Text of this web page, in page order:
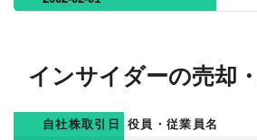
インサイダーの売却
自社株取引日 役員・従業員名